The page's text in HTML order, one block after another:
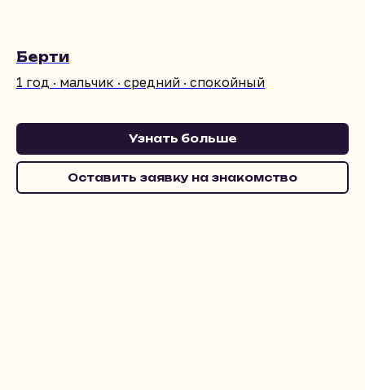
Берти
1 год · мальчик · средний · спокойный
Узнать больше
Оставить заявку на знакомство